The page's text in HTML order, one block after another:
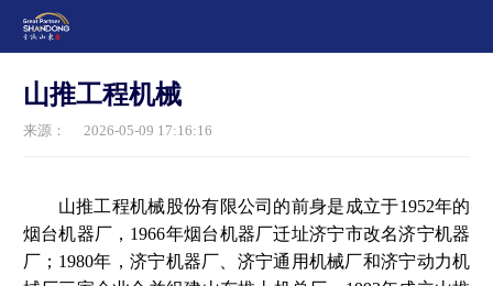
山推工程机械
来源： 2026-05-09 17:16:16
山推工程机械股份有限公司的前身是成立于1952年的
烟台机器厂，1966年烟台机器厂迁址济宁市改名济宁机器
厂；1980年，济宁机器厂、济宁通用机械厂和济宁动力机